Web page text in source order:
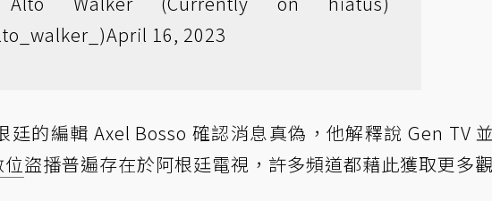
April 16, 2023
廷的編輯 Axel Bosso 確認消息真偽，他解釋說 Gen TV
盜播普遍存在於阿根廷電視，許多頻道都藉此獲取更多